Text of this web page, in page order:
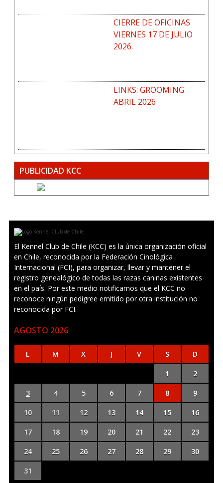
CIERRE DE OFICINAS
VIERNES 17 DE JULIO
2026.
LINKS: GROOMING
ABRIL 2026
PUBLICIDAD KCC
El Kennel Club de Chile (KCC) es la única organización oficial
en Chile, reconocida por la Federación Cinológica
Internacional (FCI), para organizar, llevar y mantener el
registro genealógico de todas las razas caninas existentes
en el país. Por este medio notificamos que el KCC no
reconoce ningún pedigree emitido por otra institución no
reconocida por FCI.
AGOSTO 2026
L M X J V S D
1 2
3 4 5 6 7 8 9
10 11 12 13 14 15 16
17 18 19 20 21 22 23
24 25 26 27 28 29 30
31